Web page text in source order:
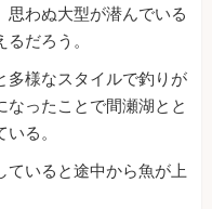
思わぬ大型が潜んでいる
だろう。
多様なスタイルで釣りが
ったことで間瀬湖とと
る。
ていると途中から魚が上